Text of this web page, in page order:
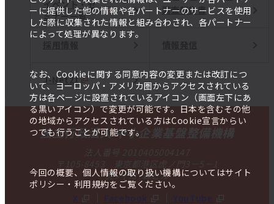
ーに提供した他の情報や各パートナーのサービスを使用
した際に収集された情報と組み合わされ、各パートナー
によって処理が異なります。
なお、Cookieに関する同意内容の変更または改訂につ
いて、ヨーロッパ・アメリカ圏からアクセスされている
方は各ページに設置されているアイコン（画面左下にあ
る黒いアイコン）で変更が可能です。日本を含むその他
の地域からアクセスされている方はCookie宣言からい
つでも行うことが可能です。
今回の概要、個人情報の取り扱い機構についてはサイト
ポリシー・利用規約をご覧ください。
イベント・セ
ミナー一覧
調査報告書
J-Net21
独立行政法人 中小企業基盤整備機構
法人番号 2010405004147
〒105-8453 東京都港区虎ノ門3－5－1
虎ノ門37森ビル
X
Facebook YouTube